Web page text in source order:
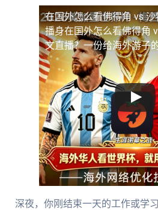
在国外怎么看佛得角 vs
播身在国外怎么看佛得角
文直播？一份给海外游子
深夜，你刚结束一天的工作或学